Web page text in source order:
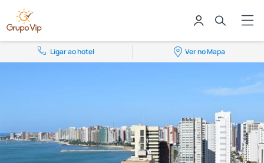
Ligar ao hotel Ver no Mapa